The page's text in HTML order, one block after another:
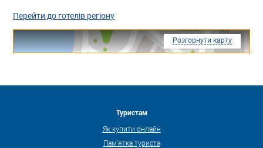
Перейти до готелів регіону
Розгорнути карту
Туристам
Як купити онлайн
Пам'ятка туриста